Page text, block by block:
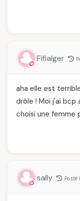
Fifialger
aha elle est
drôle ! Moi j'ai bcp
choisi une femme
sally Posté